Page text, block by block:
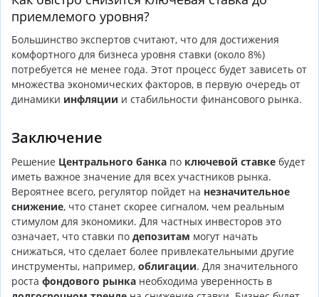
приемлемого уровня?
Большинство экспертов считают, что для достижения
комфортного для бизнеса уровня ставки (около 8%)
потребуется не менее года. Этот процесс будет зависеть от
множества экономических факторов, в первую очередь от
динамики инфляции и стабильности финансового рынка.
Заключение
Решение Центрального банка по ключевой ставке будет
иметь важное значение для всех участников рынка.
Вероятнее всего, регулятор пойдет на незначительное
снижение, что станет скорее сигналом, чем реальным
стимулом для экономики. Для частных инвесторов это
означает, что ставки по депозитам могут начать
снижаться, что сделает более привлекательными другие
инструменты, например, облигации. Для значительного
роста фондового рынка необходима уверенность в